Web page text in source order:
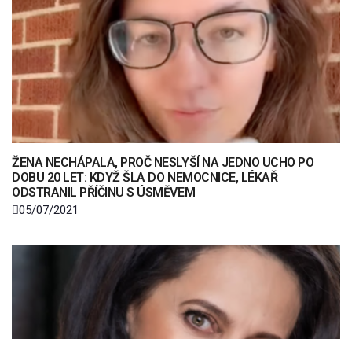
ŽENA NECHÁPALA, PROČ NESLYŠÍ NA JEDNO UCHO PO
DOBU 20 LET: KDYŽ ŠLA DO NEMOCNICE, LÉKAŘ
ODSTRANIL PŘÍČINU S ÚSMĚVEM
05/07/2021